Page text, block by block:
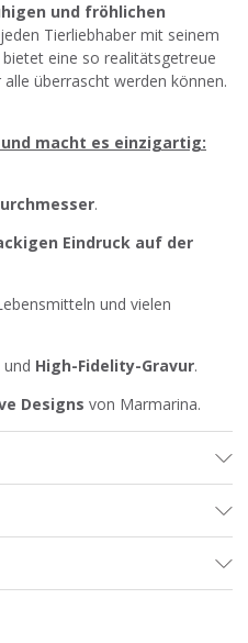
und fröhlichen
Tierliebhaber mit seinem
eine so realitätsgetreue
überrascht werden können.
macht es einzigartig:
.
Eindruck auf der
und vielen
High-Fidelity-Gravur.
Designs von Marmarina.